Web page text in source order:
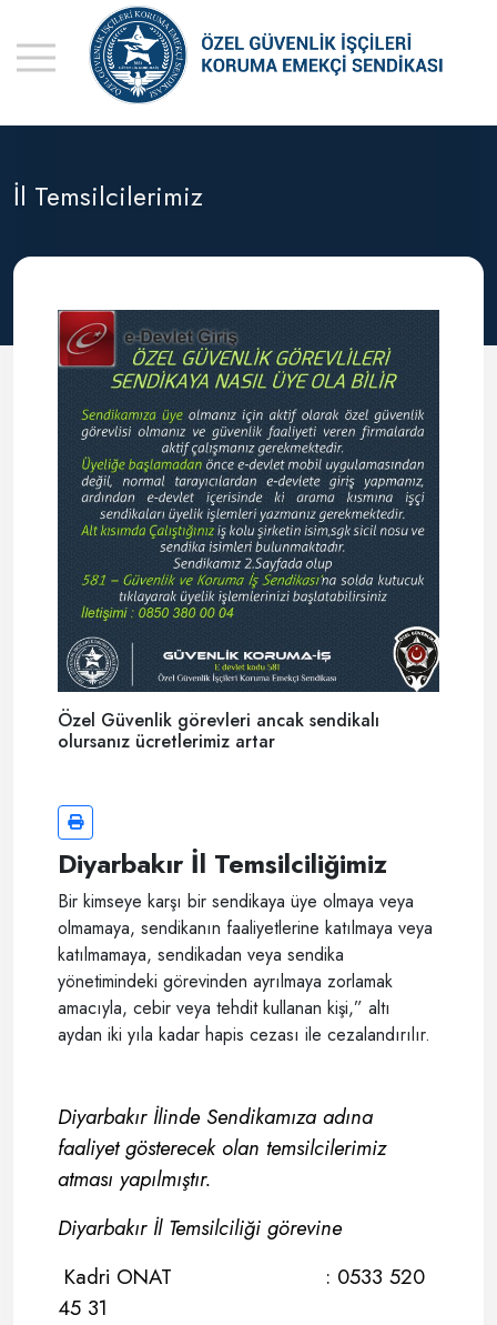
İl Temsilcilerimiz
Özel Güvenlik görevleri ancak sendikalı
olursanız ücretlerimiz artar
Diyarbakır İl Temsilciliğimiz
Bir kimseye karşı bir sendikaya üye olmaya veya
olmamaya, sendikanın faaliyetlerine katılmaya veya
katılmamaya, sendikadan veya sendika
yönetimindeki görevinden ayrılmaya zorlamak
amacıyla, cebir veya tehdit kullanan kişi,” altı
aydan iki yıla kadar hapis cezası ile cezalandırılır.
Diyarbakır İlinde Sendikamıza adına
faaliyet gösterecek olan temsilcilerimiz
atması yapılmıştır.
Diyarbakır İl Temsilciliği görevine
Kadri ONAT : 0533 520
45 31